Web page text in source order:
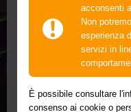
acconsenti
Non
esperienza
servizi in
È possibile consultare
consenso ai cookie o
per
Il prodotto di
Consulta la scheda